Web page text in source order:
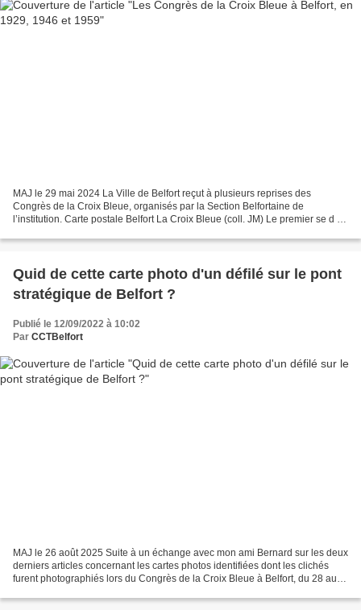
MAJ le 29 mai 2024 La Ville de Belfort reçut à plusieurs reprises des
Congrès de la Croix Bleue, organisés par la Section Belfortaine de
l’institution. Carte postale Belfort La Croix Bleue (coll. JM) Le premier se d é
Quid de cette carte photo d'un défilé sur le pont
stratégique de Belfort ?
Publié le 12/09/2022 à 10:02
Par CCTBelfort
MAJ le 26 août 2025 Suite à un échange avec mon ami Bernard sur les deux
derniers articles concernant les cartes photos identifiées dont les clichés
furent photographiés lors du Congrès de la Croix Bleue à Belfort, du 28 au